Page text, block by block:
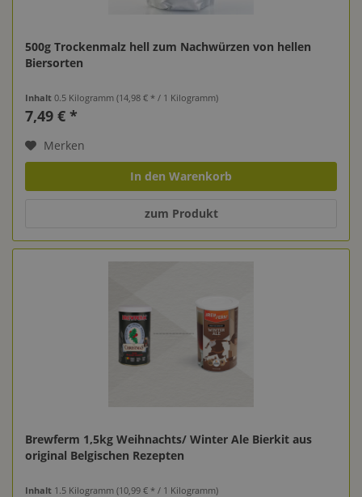
500g Trockenmalz hell zum Nachwürzen von hellen
Biersorten
Inhalt0.5 Kilogramm(14,98 € * / 1 Kilogramm)
7,49 € *
Merken
In den Warenkorb
zum Produkt
Brewferm 1,5kg Weihnachts/ Winter Ale Bierkit aus
original Belgischen Rezepten
Inhalt 1.5 Kilogramm(10,99 € * / 1 Kilogramm)